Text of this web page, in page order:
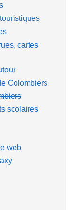
cartes
Colombiers
scolaires
web